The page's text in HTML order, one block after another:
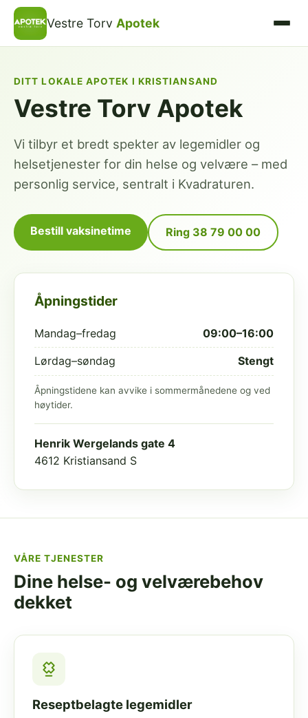
Vestre Torv Apotek
DITT LOKALE APOTEK I KRISTIANSAND
Vestre Torv Apotek
Vi tilbyr et bredt spekter av legemidler og
helsetjenester for din helse og velvære – med
personlig service, sentralt i Kvadraturen.
Bestill vaksinetime Ring 38 79 00 00
Åpningstider
Mandag–fredag 09:00–16:00
Lørdag–søndag Stengt
Åpningstidene kan avvike i sommermånedene og ved
høytider.
Henrik Wergelands gate 4
4612 Kristiansand S
VÅRE TJENESTER
Dine helse- og velværebehov
dekket
Reseptbelagte legemidler